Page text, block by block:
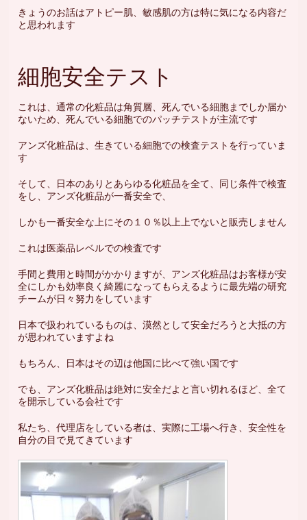
きょうのお話はアトピー肌、敏感肌の方は特に気になる内容だ
と思われます
細胞安全テスト
これは、通常の化粧品は角質層、死んでいる細胞までしか届か
ないため、死んでいる細胞でのパッチテストが主流です
アンズ化粧品は、生きている細胞での検査テストを行っていま
す
そして、日本のありとあらゆる化粧品を全て、同じ条件で検査
をし、アンズ化粧品が一番安全で、
しかも一番安全な上にその１０％以上上でないと販売しません
これは医薬品レベルでの検査です
手間と費用と時間がかかりますが、アンズ化粧品はお客様が安
全にしかも効率良く綺麗になってもらえるように最先端の研究
チームが日々努力をしています
日本で扱われているものは、漠然として安全だろうと大抵の方
が思われていますよね
もちろん、日本はその辺は他国に比べて強い国です
でも、アンズ化粧品は絶対に安全だよと言い切れるほど、全て
を開示している会社です
私たち、代理店をしている者は、実際に工場へ行き、安全性を
自分の目で見てきています